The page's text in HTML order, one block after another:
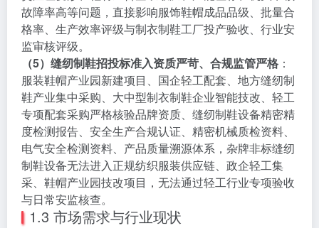
故障率高等问题，直接影响服饰鞋帽成品品级、批量合
格率、生产效率评级与制衣制鞋工厂投产验收、行业安
监审核评级。
（5）缝纫制鞋招投标准入资质严苛、合规监管严格 ：
服装鞋帽产业园新建项目、国企轻工配套、地方缝纫制
鞋产业集中采购、大中型制衣制鞋企业智能技改、轻工
专项配套采购严格核验品牌资质、缝纫制鞋设备精密精
度检测报告、安全生产合规认证、精密机械质检资料、
电气安全检测资料、产品质量溯源体系，杂牌非标缝纫
制鞋设备无法进入正规纺织服装供应链、政企轻工集
采、鞋帽产业园技改项目，无法通过轻工行业专项验收
与日常安监核查。
1.3 市场需求与行业现状